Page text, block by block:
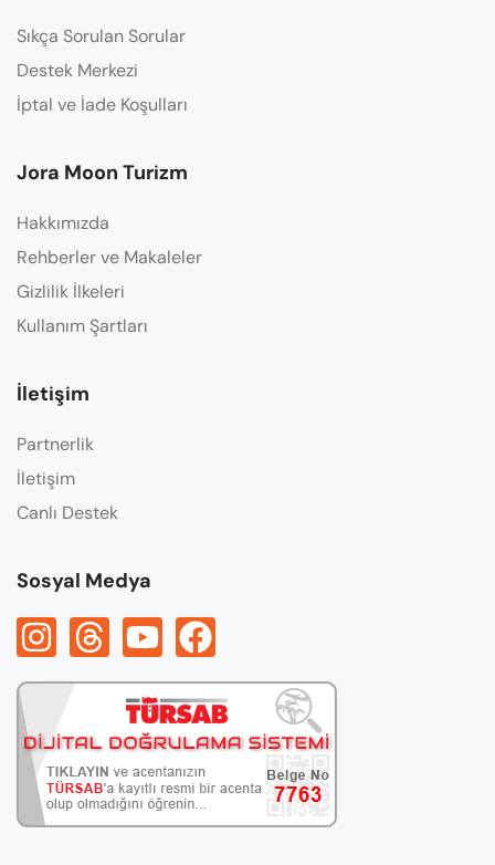
Sıkça Sorulan Sorular
Destek Merkezi
İptal ve İade Koşulları
Jora Moon Turizm
Hakkımızda
Rehberler ve Makaleler
Gizlilik İlkeleri
Kullanım Şartları
İletişim
Partnerlik
İletişim
Canlı Destek
Sosyal Medya